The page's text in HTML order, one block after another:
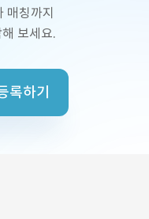
매칭까지
보세요.
록하기